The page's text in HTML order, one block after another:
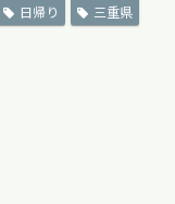
日帰り
三重県